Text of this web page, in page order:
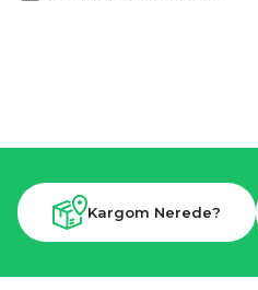
Kargom Nerede?